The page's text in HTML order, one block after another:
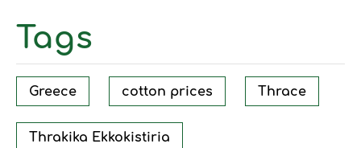
Tags
Greece cotton prices Thrace
Thrakika Ekkokistiria